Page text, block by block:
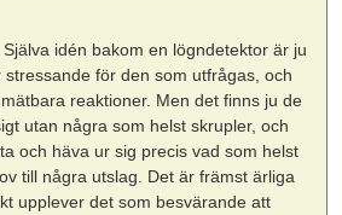
idén bakom en lögndetektor är ju
för den som utfrågas, och
reaktioner. Men det finns ju de
utan några som helst skrupler, och
och häva ur sig precis vad som helst
till några utslag. Det är främst ärliga
upplever det som besvärande att